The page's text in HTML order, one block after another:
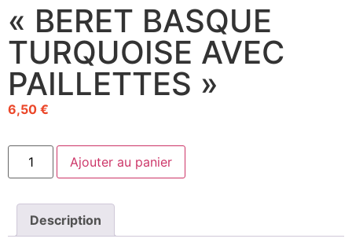
« BERET BASQUE
TURQUOISE AVEC
PAILLETTES »
6,50 €
Ajouter au panier
Description